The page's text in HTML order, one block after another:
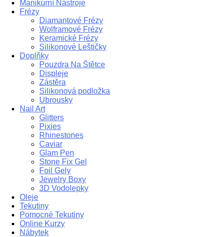
Manikúrní Nástroje
Frézy
Diamantové Frézy
Wolframové Frézy
Keramické Frézy
Silikonové Leštičky
Doplňky
Pouzdra Na Štětce
Displeje
Zástěra
Silikonová podložka
Ubrousky
Nail Art
Glitters
Pixies
Rhinestones
Caviar
Glam Pen
Stone Fix Gel
Foil Gely
Jewelry Boxy
3D Vodolepky
Oleje
Tekutiny
Pomocné Tekutiny
Online Kurzy
Nábytek